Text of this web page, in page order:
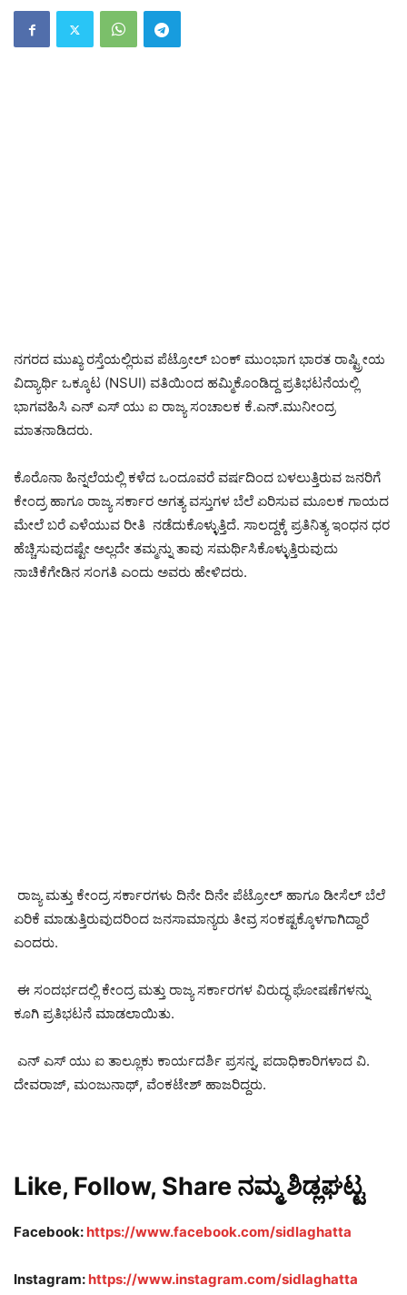
ನಗರದ ಮುಖ್ಯ ರಸ್ತೆಯಲ್ಲಿರುವ ಪೆಟ್ರೋಲ್ ಬಂಕ್ ಮುಂಭಾಗ ಭಾರತ ರಾಷ್ಟ್ರೀಯ
ವಿದ್ಯಾರ್ಥಿ ಒಕ್ಕೂಟ (NSUI) ವತಿಯಿಂದ ಹಮ್ಮಿಕೊಂಡಿದ್ದ ಪ್ರತಿಭಟನೆಯಲ್ಲಿ
ಭಾಗವಹಿಸಿ ಎನ್ ಎಸ್ ಯು ಐ ರಾಜ್ಯ ಸಂಚಾಲಕ ಕೆ.ಎನ್.ಮುನೀಂದ್ರ
ಮಾತನಾಡಿದರು.
ಕೊರೊನಾ ಹಿನ್ನಲೆಯಲ್ಲಿ ಕಳೆದ ಒಂದೂವರೆ ವರ್ಷದಿಂದ ಬಳಲುತ್ತಿರುವ ಜನರಿಗೆ
ಕೇಂದ್ರ ಹಾಗೂ ರಾಜ್ಯ ಸರ್ಕಾರ ಅಗತ್ಯ ವಸ್ತುಗಳ ಬೆಲೆ ಏರಿಸುವ ಮೂಲಕ ಗಾಯದ
ಮೇಲೆ ಬರೆ ಎಳೆಯುವ ರೀತಿ ನಡೆದುಕೊಳ್ಳುತ್ತಿದೆ. ಸಾಲದ್ದಕ್ಕೆ ಪ್ರತಿನಿತ್ಯ ಇಂಧನ ಧರ
ಹೆಚ್ಚಿಸುವುದಷ್ಟೇ ಅಲ್ಲದೇ ತಮ್ಮನ್ನು ತಾವು ಸಮರ್ಥಿಸಿಕೊಳ್ಳುತ್ತಿರುವುದು
ನಾಚಿಕೆಗೇಡಿನ ಸಂಗತಿ ಎಂದು ಅವರು ಹೇಳಿದರು.
ರಾಜ್ಯ ಮತ್ತು ಕೇಂದ್ರ ಸರ್ಕಾರಗಳು ದಿನೇ ದಿನೇ ಪೆಟ್ರೋಲ್ ಹಾಗೂ ಡೀಸೆಲ್ ಬೆಲೆ
ಏರಿಕೆ ಮಾಡುತ್ತಿರುವುದರಿಂದ ಜನಸಾಮಾನ್ಯರು ತೀವ್ರ ಸಂಕಷ್ಟಕ್ಕೊಳಗಾಗಿದ್ದಾರೆ
ಎಂದರು.
ಈ ಸಂದರ್ಭದಲ್ಲಿ ಕೇಂದ್ರ ಮತ್ತು ರಾಜ್ಯ ಸರ್ಕಾರಗಳ ವಿರುದ್ಧ ಘೋಷಣೆಗಳನ್ನು
ಕೂಗಿ ಪ್ರತಿಭಟನೆ ಮಾಡಲಾಯಿತು.
ಎನ್ ಎಸ್ ಯು ಐ ತಾಲ್ಲೂಕು ಕಾರ್ಯದರ್ಶಿ ಪ್ರಸನ್ನ, ಪದಾಧಿಕಾರಿಗಳಾದ ವಿ.
ದೇವರಾಜ್, ಮಂಜುನಾಥ್, ವೆಂಕಟೇಶ್ ಹಾಜರಿದ್ದರು.
Like, Follow, Share ನಮ್ಮ ಶಿಡ್ಲಘಟ್ಟ
Facebook: https://www.facebook.com/sidlaghatta
Instagram: https://www.instagram.com/sidlaghatta